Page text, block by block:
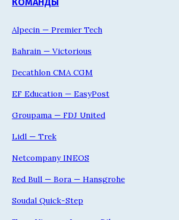
Alpecin — Premier Tech
Bahrain — Victorious
Decathlon CMA CGM
EF Education — EasyPost
Groupama — FDJ United
Lidl — Trek
Netcompany INEOS
Red Bull — Bora — Hansgrohe
Soudal Quick-Step